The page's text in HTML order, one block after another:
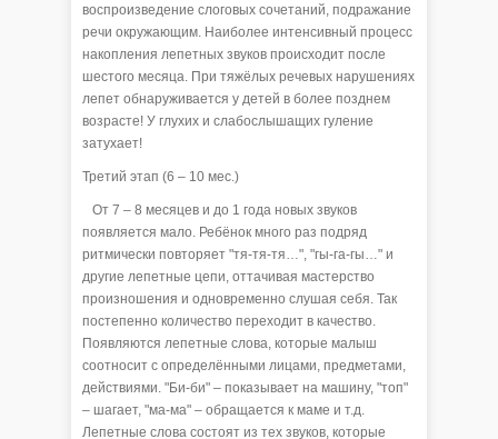
воспроизведение слоговых сочетаний, подражание
речи окружающим. Наиболее интенсивный процесс
накопления лепетных звуков происходит после
шестого месяца. При тяжёлых речевых нарушениях
лепет обнаруживается у детей в более позднем
возрасте! У глухих и слабослышащих гуление
затухает!
Третий этап (6 – 10 мес.)
От 7 – 8 месяцев и до 1 года новых звуков
появляется мало. Ребёнок много раз подряд
ритмически повторяет "тя-тя-тя…", "гы-га-гы…" и
другие лепетные цепи, оттачивая мастерство
произношения и одновременно слушая себя. Так
постепенно количество переходит в качество.
Появляются лепетные слова, которые малыш
соотносит с определёнными лицами, предметами,
действиями. "Би-би" – показывает на машину, "топ"
– шагает, "ма-ма" – обращается к маме и т.д.
Лепетные слова состоят из тех звуков, которые